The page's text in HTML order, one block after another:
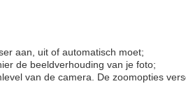
aan, uit of automatisch moet;
de beeldverhouding van je foto;
van de camera. De zoomopties